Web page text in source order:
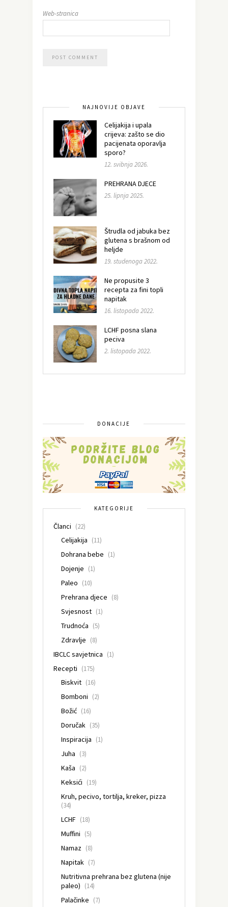
Web-stranica
NAJNOVIJE OBJAVE
Celijakija i upala
crijeva: zašto se dio
pacijenata oporavlja
sporo?
12. svibnja 2026.
PREHRANA DJECE
25. lipnja 2025.
Štrudla od jabuka bez
glutena s brašnom od
heljde
19. studenoga 2022.
Ne propusite 3
recepta za fini topli
napitak
16. listopada 2022.
LCHF posna slana
peciva
2. listopada 2022.
DONACIJE
KATEGORIJE
Članci (22)
Celijakija (11)
Dohrana bebe (1)
Dojenje (1)
Paleo (10)
Prehrana djece (8)
Svjesnost (1)
Trudnoća (5)
Zdravlje (8)
IBCLC savjetnica (1)
Recepti (175)
Biskvit (16)
Bomboni (2)
Božić (16)
Doručak (35)
Inspiracija (1)
Juha (3)
Kaša (2)
Keksići (19)
Kruh, pecivo, tortilja, kreker, pizza
(34)
LCHF (18)
Muffini (5)
Namaz (8)
Napitak (7)
Nutritivna prehrana bez glutena (nije
paleo) (14)
Palačinke (7)